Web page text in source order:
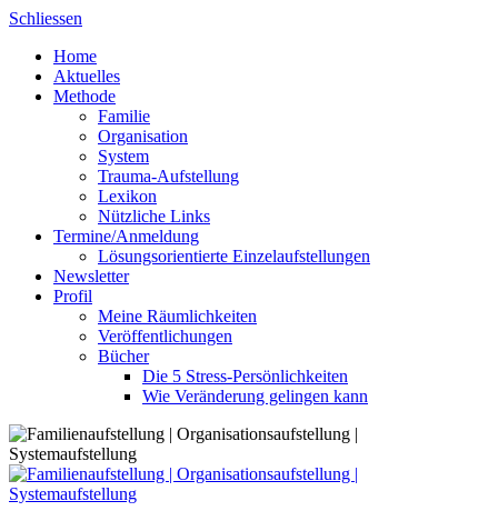
Skip
content
Schliessen
Home
Aktuelles
Methode
Familie
Organisation
System
Trauma-Aufstellung
Lexikon
Nützliche Links
Termine/Anmeldung
Lösungsorientierte Einzelaufstellungen
Newsletter
Profil
Meine Räumlichkeiten
Veröffentlichungen
Bücher
Die 5 Stress-Persönlichkeiten
Wie Veränderung gelingen kann